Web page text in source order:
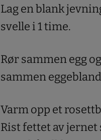
Lag en blank
svelle i 1 time.
Rør sammen egg
sammen
Varm opp et
Rist fettet av